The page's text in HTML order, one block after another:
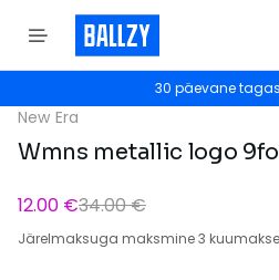
30 päevane
New Era
Wmns metallic logo
12.00 €34.00 €
Järelmaksuga maksmine 3